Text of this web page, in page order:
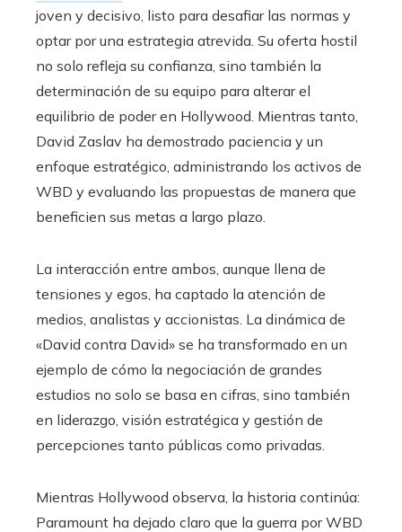
joven y decisivo, listo para desafiar las normas y
optar por una estrategia atrevida. Su oferta hostil
no solo refleja su confianza, sino también la
determinación de su equipo para alterar el
equilibrio de poder en Hollywood. Mientras tanto,
David Zaslav ha demostrado paciencia y un
enfoque estratégico, administrando los activos de
WBD y evaluando las propuestas de manera que
beneficien sus metas a largo plazo.
La interacción entre ambos, aunque llena de
tensiones y egos, ha captado la atención de
medios, analistas y accionistas. La dinámica de
«David contra David» se ha transformado en un
ejemplo de cómo la negociación de grandes
estudios no solo se basa en cifras, sino también
en liderazgo, visión estratégica y gestión de
percepciones tanto públicas como privadas.
Mientras Hollywood observa, la historia continúa:
Paramount ha dejado claro que la guerra por WBD